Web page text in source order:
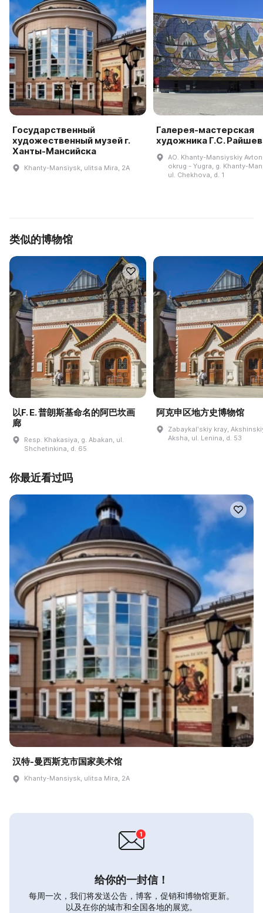
Государственный
художественный музей г.
Ханты-Мансийска
Khanty-Mansiysk, ulitsa Mira, 2A
Галерея-мастерская
художника Г.С.
AO. Khanty-Mansiyskiy
okrug - Yugra, g. Khanty-
ul. Chekhova, d. 1
类似的博物馆
以F. E. 普朗斯基命名的阿巴坎画
廊
Resp. Khakasiya, g. Abakan, ul.
Shchetinkina, d. 65
阿克申区地方史博物馆
Zabaykalʹskiy kray,
Aksha, ul. Lenina, d. 53
你最近看过吗
汉特-曼西斯克市国家美术馆
Khanty-Mansiysk, ulitsa Mira, 2A
给你的一封信！
每周一次，我们将发送公告，博客，促销和博物馆更新。
以及在你的城市和全国各地的展览。